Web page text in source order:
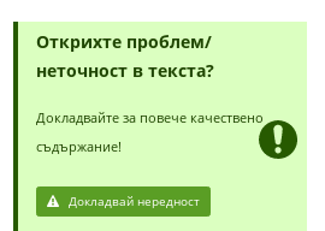
Открихте проблем/
неточност в текста?
Докладвайте за повече качествено
съдържание!
Докладвай нередност